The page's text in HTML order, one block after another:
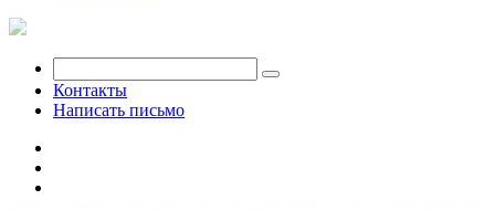
Контакты
Написать письмо